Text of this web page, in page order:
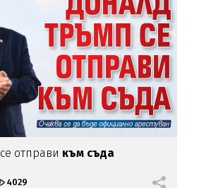
се отправи към съда
4029